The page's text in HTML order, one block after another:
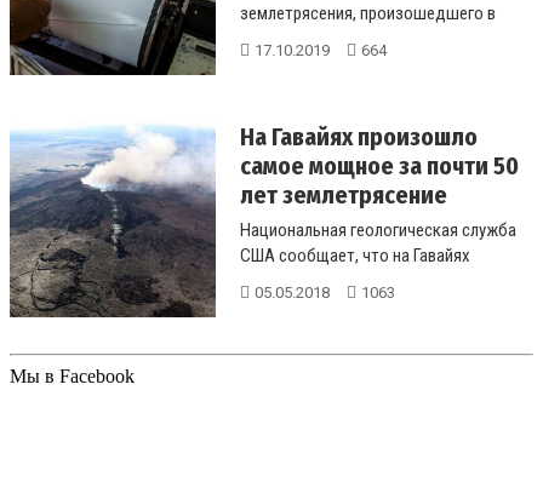
землетрясения, произошедшего в
среду в Филиппинах увеличилось до
17.10.2019 664
На Гавайях произошло
самое мощное за почти 50
лет землетрясение
Национальная геологическая служба
США сообщает, что на Гавайях
произошло землетрясение магнитудой
05.05.2018 1063
Мы в Facebook